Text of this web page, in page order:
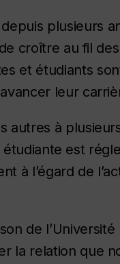
plusieurs
croître au fil
et étudiants
leur
autres à
étudiante est
à l’égard de
de l’Université
la relation que